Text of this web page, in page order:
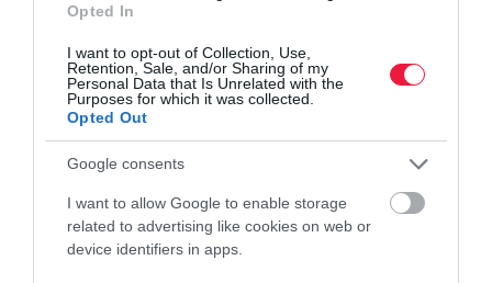
Opted In
I want to opt-out of Collection, Use,
Retention, Sale, and/or Sharing of my
Personal Data that Is Unrelated with the
Purposes for which it was collected.
Opted Out
Google consents
I want to allow Google to enable storage
related to advertising like cookies on web or
device identifiers in apps.